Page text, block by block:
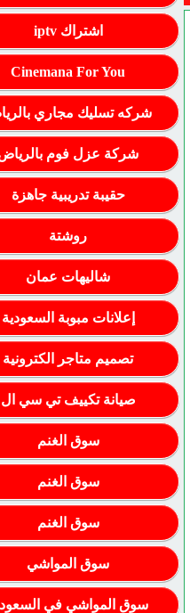
اشتراك iptv
Cinemana For You
شركه تسليك مجاري
شركة عزل فوم
حقيبة تدريبية جاهزة
روشتة
شاليهات عمان
إعلانات مبوبة السعودية
تصميم متاجر الكترونية
صيانة تكييف تي سي ال
سوق الغنم
سوق الغنم
سوق الغنم
سوق المواشي
سوق المواشي في